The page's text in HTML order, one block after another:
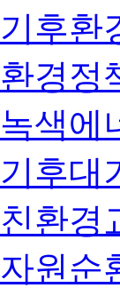
기후환
환경정
녹색에
기후대
친환경
자원순